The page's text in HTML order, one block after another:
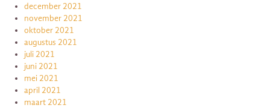
december 2021
november 2021
oktober 2021
augustus 2021
juli 2021
juni 2021
mei 2021
april 2021
maart 2021